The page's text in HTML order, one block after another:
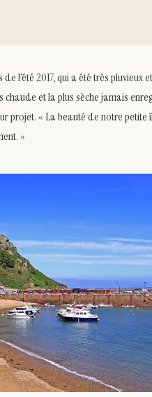
l’été 2017, qui a été très pluvieux
et la plus sèche jamais
projet. « La beauté de notre petite
»